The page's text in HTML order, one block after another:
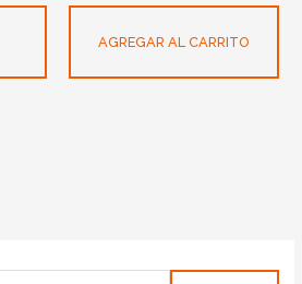
AGREGAR AL CARRITO